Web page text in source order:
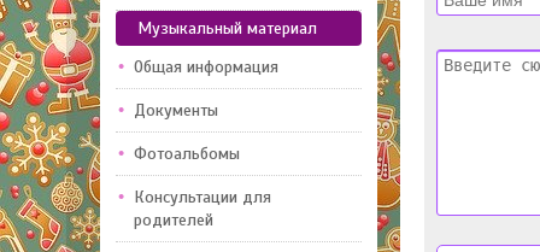
Музыкальный материал
Общая информация
Документы
Фотоальбомы
Консультации для
родителей